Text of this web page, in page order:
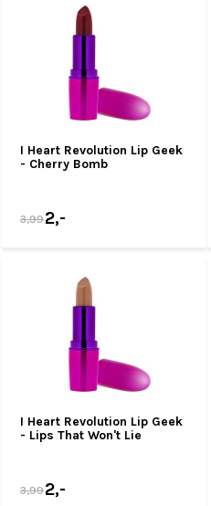
I Heart Revolution Lip Geek
- Cherry Bomb
3,992,-
I Heart Revolution Lip Geek
- Lips That Won't Lie
3,992,-